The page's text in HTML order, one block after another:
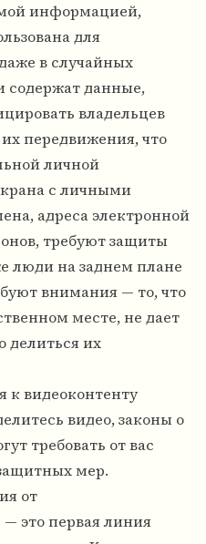
информацией,
для
в случайных
содержат данные,
владельцев
передвижения, что
личной
с личными
адреса электронной
требуют защиты
люди на заднем плане
внимания — то, что
месте, не дает
делиться их
к видеоконтенту
видео, законы о
требовать от вас
мер.
от
это первая линия